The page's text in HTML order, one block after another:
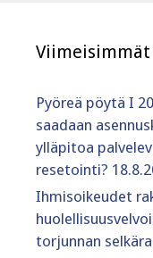
Pyöreä pöytä I
saadaan
ylläpitoa
resetointi?
Ihmisoikeudet
torjunnan